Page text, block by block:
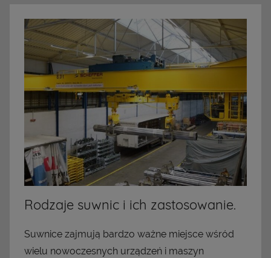
Rodzaje suwnic i ich zastosowanie.
Suwnice zajmują bardzo ważne miejsce wśród
wielu nowoczesnych urządzeń i maszyn